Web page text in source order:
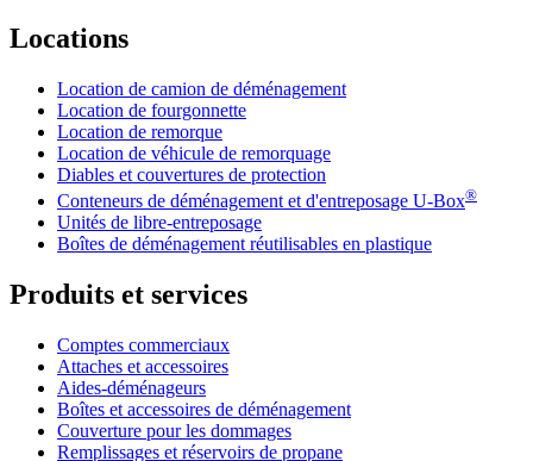
Locations
Location de camion de déménagement
Location de fourgonnette
Location de remorque
Location de véhicule de remorquage
Diables et couvertures de protection
Conteneurs de déménagement et d'entreposage U-Box®
Unités de libre-entreposage
Boîtes de déménagement réutilisables en plastique
Produits et services
Comptes commerciaux
Attaches et accessoires
Aides-déménageurs
Boîtes et accessoires de déménagement
Couverture pour les dommages
Remplissages et réservoirs de propane